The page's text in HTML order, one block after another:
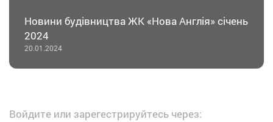
Новини будівництва ЖК «Нова Англія» січень
2024
20.01.2024
Войдите или зарегестрируйтесь через: